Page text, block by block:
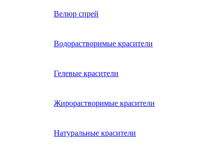
Велюр спрей
Водорастворимые красители
Гелевые красители
Жирорастворимые красители
Натуральные красители